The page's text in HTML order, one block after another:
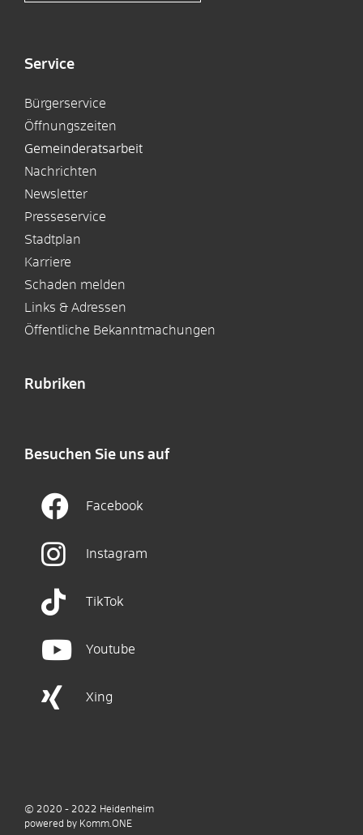
Service
Bürgerservice
Öffnungszeiten
Gemeinderatsarbeit
Nachrichten
Newsletter
Presseservice
Stadtplan
Karriere
Schaden melden
Links & Adressen
Öffentliche Bekanntmachungen
Rubriken
Besuchen Sie uns auf
Facebook
Instagram
TikTok
Youtube
Xing
© 2020 - 2022 Heidenheim
powered by Komm.ONE